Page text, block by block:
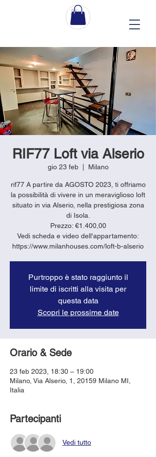
RIF77 Loft via Alserio
gio 23 feb
  |
Milano
rif77 A partire da AGOSTO 2023, ti offriamo
la possibilità di vivere in un meraviglioso loft
situato in via Alserio, nella prestigiosa zona
di Isola.
Prezzo: €1.400,00
Vedi scheda e video dell'appartamento:
https://www.milanhouses.com/loft-b-alserio
Purtroppo è stato raggiunto il
limite di iscritti alla visita per
questa data
Scopri le prossime date
Orario & Sede
23 feb 2023, 18:30 – 19:00
Milano, Via Alserio, 1, 20159 Milano MI,
Italia
Partecipanti
Vedi tutto